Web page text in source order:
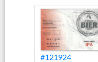
#121924